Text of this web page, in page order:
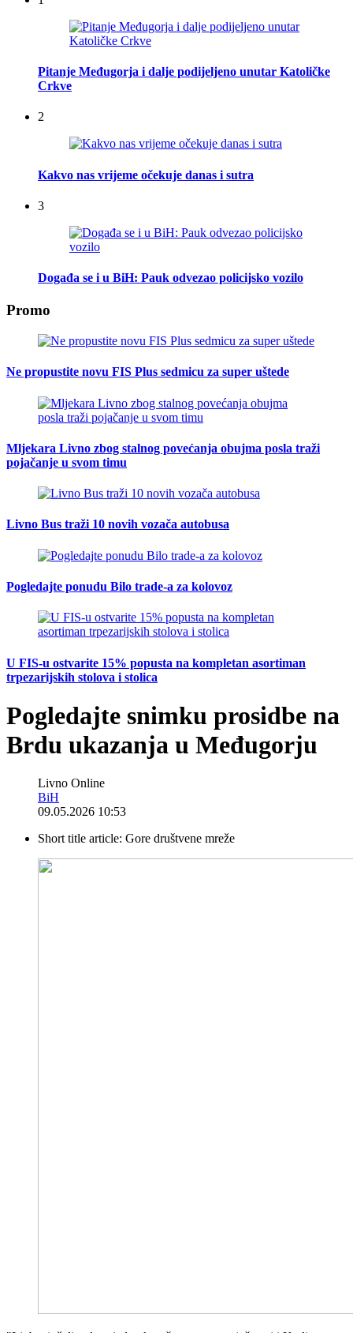
Pitanje Međugorja i dalje podijeljeno unutar Katoličke
Crkve
2
Kakvo nas vrijeme očekuje danas i sutra
3
Događa se i u BiH: Pauk odvezao policijsko vozilo
Promo
Ne propustite novu FIS Plus sedmicu za super uštede
Mljekara Livno zbog stalnog povećanja obujma posla traži
pojačanje u svom timu
Livno Bus traži 10 novih vozača autobusa
Pogledajte ponudu Bilo trade-a za kolovoz
U FIS-u ostvarite 15% popusta na kompletan asortiman
trpezarijskih stolova i stolica
Pogledajte snimku prosidbe na
Brdu ukazanja u Međugorju
Livno Online
BiH
09.05.2026 10:53
Short title article: Gore društvene mreže